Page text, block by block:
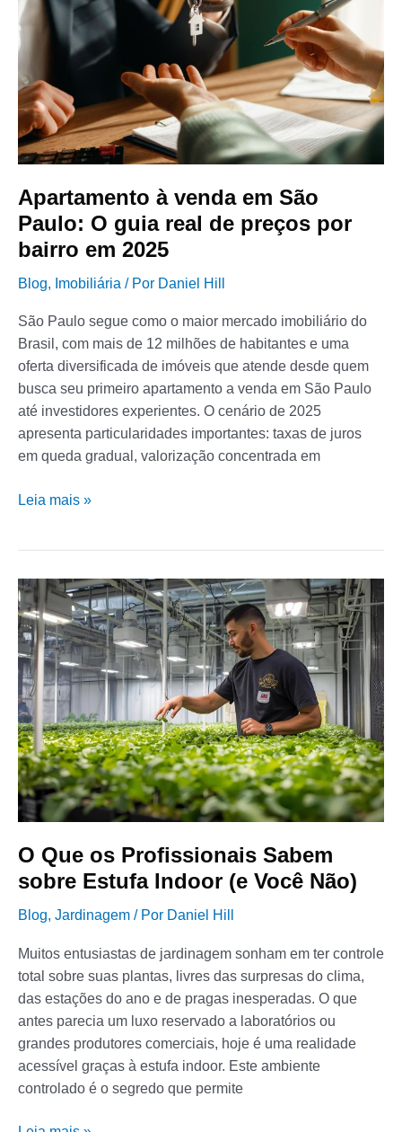
Apartamento à venda em São
Paulo: O guia real de preços por
bairro em 2025
Blog, Imobiliária / Por Daniel Hill
São Paulo segue como o maior mercado imobiliário do
Brasil, com mais de 12 milhões de habitantes e uma
oferta diversificada de imóveis que atende desde quem
busca seu primeiro apartamento a venda em São Paulo
até investidores experientes. O cenário de 2025
apresenta particularidades importantes: taxas de juros
em queda gradual, valorização concentrada em
São
Paulo:
guia
real
de
preços
bairro
em
2025
Leia mais »
O Que os Profissionais Sabem
sobre Estufa Indoor (e Você Não)
Blog, Jardinagem / Por Daniel Hill
Muitos entusiastas de jardinagem sonham em ter controle
total sobre suas plantas, livres das surpresas do clima,
das estações do ano e de pragas inesperadas. O que
antes parecia um luxo reservado a laboratórios ou
grandes produtores comerciais, hoje é uma realidade
acessível graças à estufa indoor. Este ambiente
controlado é o segredo que permite
O
Que
os
Profissionais
Sabem
sobre
Estufa
Indoor
(e
Você
Não)